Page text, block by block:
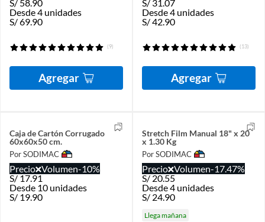
S/ 58.90
Desde 4 unidades
S/69.90
(9)
Agregar
S/ 31.07
Desde 4 unidades
S/42.90
(13)
Agregar
Caja de Cartón Corrugado
60x60x50 cm.
Por SODIMAC
Precio Volumen-10%
S/ 17.91
Desde 10 unidades
S/ 19.90
Stretch Film Manual 18" x 20
x 1.30 Kg
Por SODIMAC
Precio Volumen-17.47%
S/ 20.55
Desde 4 unidades
S/ 24.90
Llega mañana